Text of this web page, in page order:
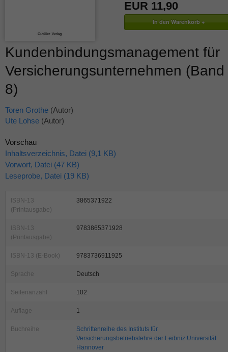
EUR 11,90
Kundenbindungsmanagement für
Versicherungsunternehmen (Band
8)
Toren Grothe (Autor)
Ute Lohse (Autor)
Vorschau
Inhaltsverzeichnis, Datei (9,1 KB)
Vorwort, Datei (47 KB)
Leseprobe, Datei (19 KB)
ISBN-13
(Printausgabe)
3865371922
ISBN-13
(Printausgabe)
9783865371928
ISBN-13 (E-Book) 9783736911925
Sprache Deutsch
Seitenanzahl 102
Auflage 1
Buchreihe
Schriftenreihe des Instituts für
Versicherungsbetriebslehre der Leibniz Universität
Hannover